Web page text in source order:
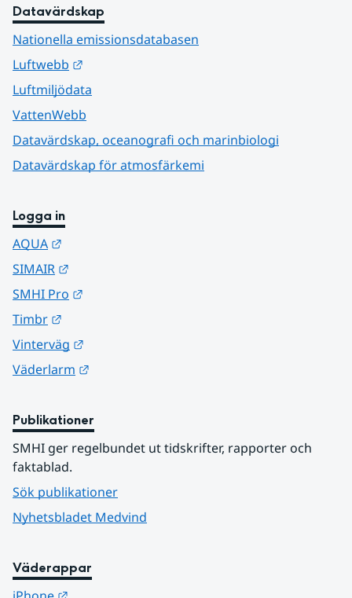
Datavärdskap
Nationella emissionsdatabasen
Luftwebb
Luftmiljödata
VattenWebb
Datavärdskap, oceanografi och marinbiologi
Datavärdskap för atmosfärkemi
Logga in
AQUA
SIMAIR
SMHI Pro
Timbr
Vinterväg
Väderlarm
Publikationer
SMHI ger regelbundet ut tidskrifter, rapporter och
faktablad.
Sök publikationer
Nyhetsbladet Medvind
Väderappar